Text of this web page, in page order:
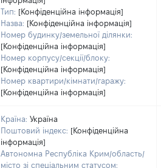
Тип: [Конфіденційна інформація]
Назва: [Конфіденційна інформація]
Номер будинку/земельної ділянки:
[Конфіденційна інформація]
Номер корпусу/секції/блоку:
[Конфіденційна інформація]
Номер квартири/кімнати/гаражу:
[Конфіденційна інформація]
Країна: Україна
Поштовий індекс: [Конфіденційна
інформація]
Автономна Республіка Крим/область/
місто зі спеціальним статусом: